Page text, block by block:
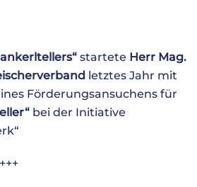
startete Herr Mag.
letztes Jahr mit
Förderungsansuchens für
bei der Initiative